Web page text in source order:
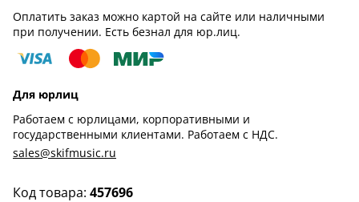
Код товара: 457696
Оплатить заказ можно картой на сайте или наличными
при получении. Есть безнал для юр.лиц.
Для юрлиц
Работаем с юрлицами, корпоративными и
государственными клиентами. Работаем с НДС.
sales@skifmusic.ru